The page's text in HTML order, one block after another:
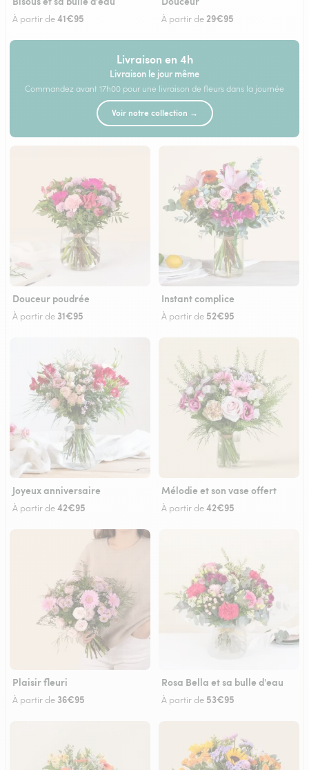
À partir de41€95 À partir de 29€95
Livraison en 4h
Livraison le jour même
Commandez avant 17h00 pour une livraison de fleurs dans la journée
Voir notre collection →
Douceur poudrée
À partir de 31€95
Instant complice
À partir de 52€95
Joyeux anniversaire
À partir de42€95
Mélodie et son vase offert
À partir de42€95
Plaisir fleuri
À partir de 36€95
Rosa Bella et sa bulle d'eau
À partir de 53€95